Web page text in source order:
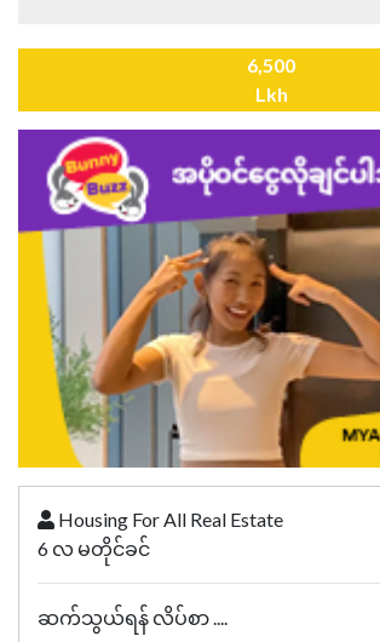
6,500
Lkh
Housing For All Real Estate
6 လ မတိုင်ခင်
ဆက်သွယ်ရန် လိပ်စာ ....